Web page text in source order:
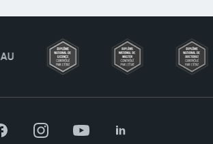
FacebookInstagramYouTubeLinkedIn